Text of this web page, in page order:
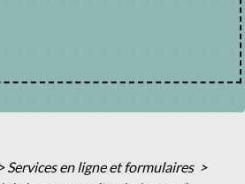
Services en ligne et formulaires >